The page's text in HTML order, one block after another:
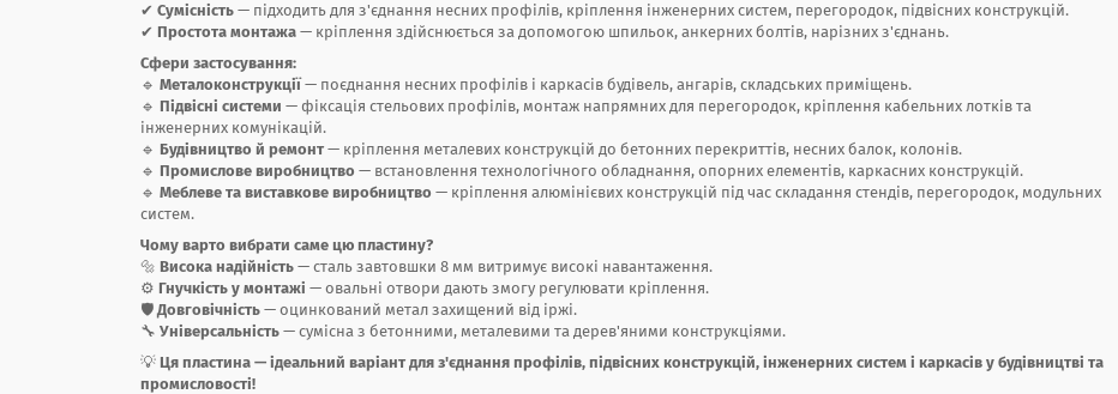
✔ Сумісність — підходить для з'єднання несних профілів, кріплення інженерних систем, перегородок, підвісних конструкцій.
✔
Простота монтажа — кріплення здійснюється за допомогою шпильок, анкерних болтів, нарізних з'єднань.
Сфери застосування:
🔹 Металоконструкції — поєднання несних профілів і каркасів будівель, ангарів, складських приміщень.
🔹
Підвісні системи — фіксація стельових профілів, монтаж напрямних для перегородок, кріплення кабельних лотків та
інженерних комунікацій.
🔹
Будівництво й ремонт — кріплення металевих конструкцій до бетонних перекриттів, несних балок, колонів.
🔹
Промислове виробництво — встановлення технологічного обладнання, опорних елементів, каркасних конструкцій.
🔹 Меблеве та виставкове виробництво — кріплення алюмінієвих конструкцій під час складання стендів, перегородок, модульних
систем.
Чому варто вибрати саме цю пластину?
🔩 Висока надійність — сталь завтовшки 8 мм витримує високі навантаження.
⚙ Гнучкість у монтажі — овальні отвори дають змогу регулювати кріплення.
🛡Довговічність — оцинкований метал захищений від іржі.
🔧 Універсальність — сумісна з бетонними, металевими та дерев'яними конструкціями.
💡 Ця пластина — ідеальний варіант для з'єднання профілів, підвісних конструкцій, інженерних систем і каркасів у будівництві та
промисловості!